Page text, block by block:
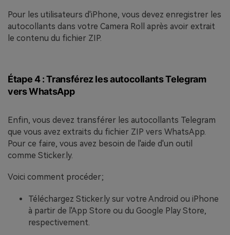
Pour les utilisateurs d'iPhone, vous devez enregistrer les
autocollants dans votre Camera Roll après avoir extrait
le contenu du fichier ZIP.
Étape 4 : Transférez les autocollants Telegram
vers WhatsApp
Enfin, vous devez transférer les autocollants Telegram
que vous avez extraits du fichier ZIP vers WhatsApp.
Pour ce faire, vous avez besoin de l'aide d'un outil
comme Sticker.ly.
Voici comment procéder;
Téléchargez Sticker.ly sur votre Android ou iPhone
à partir de l'App Store ou du Google Play Store,
respectivement.